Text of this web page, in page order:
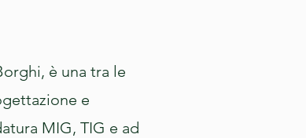
è una tra le
e
MIG, TIG e ad